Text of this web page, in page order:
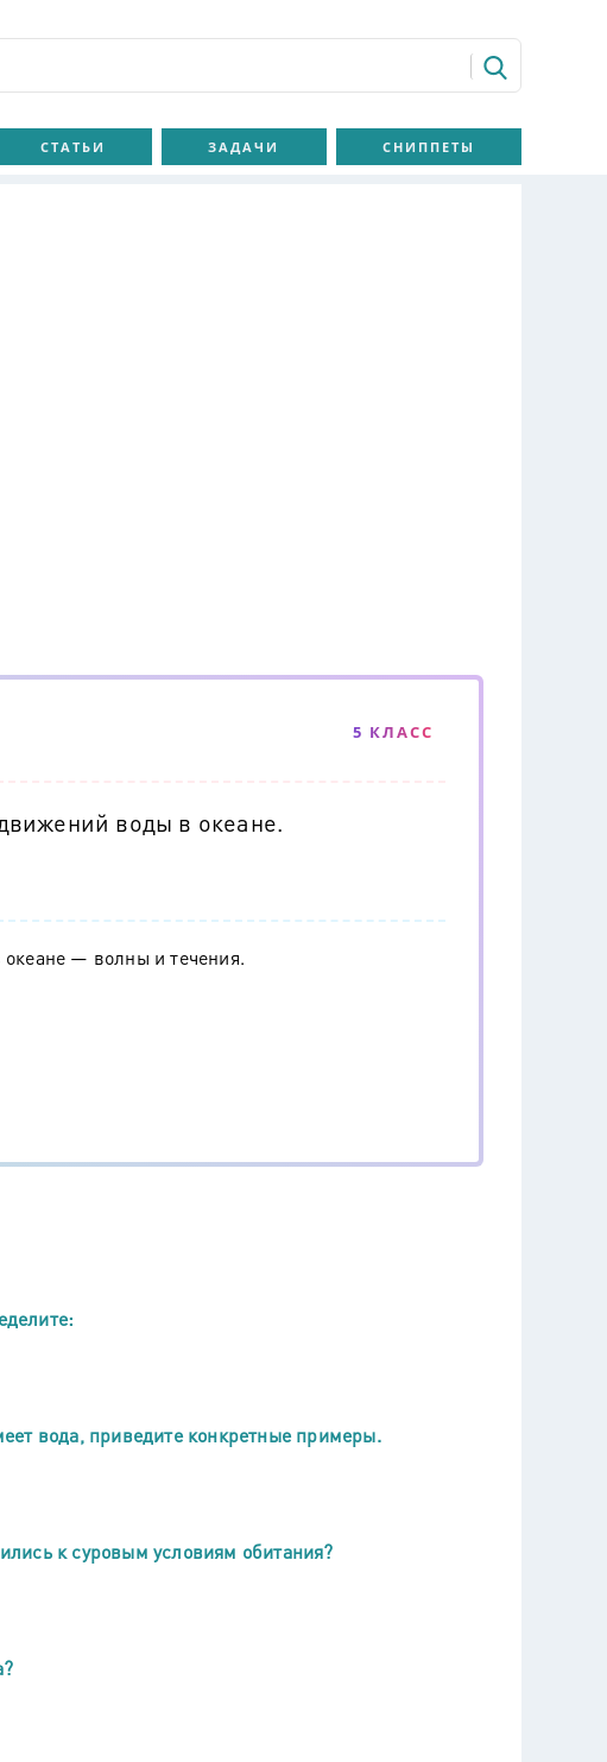
СТАТЬИ ЗАДАЧИ СНИППЕТЫ
5 КЛАСС
воды в океане.
— волны и течения.
вода, приведите конкретные примеры.
к суровым условиям обитания?